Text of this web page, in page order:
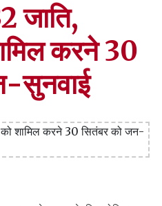
जाति,
करने 30
सुनवाई